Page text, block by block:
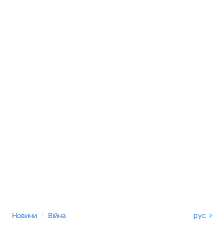
Новини › Війна рус